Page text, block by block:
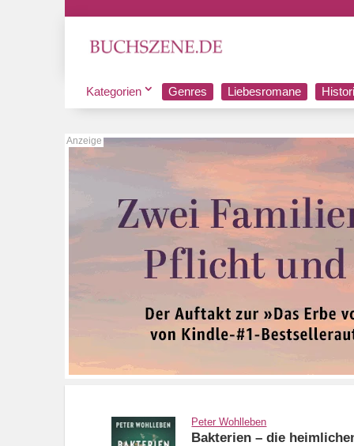
Kategorien Genres Liebesromane
Peter Wohlleben
Bakterien – die